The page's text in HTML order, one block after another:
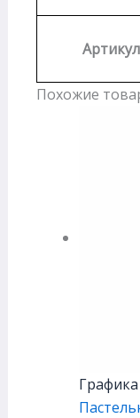
Похожие
Графика